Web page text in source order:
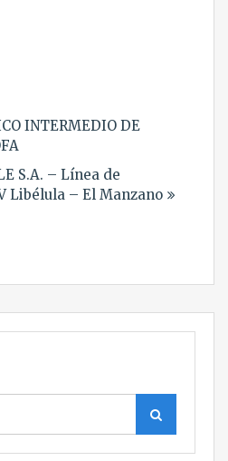
INTERMEDIO DE
S.A. – Línea de
Libélula – El Manzano
Buscar